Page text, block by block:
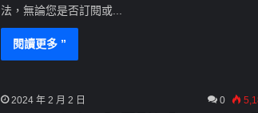
法，無論您是否訂閱或...
閱讀更多 ”
2024 年 2 月 2 日 0